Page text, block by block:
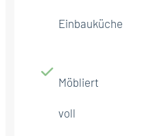
Einbauküche
Möbliert
voll